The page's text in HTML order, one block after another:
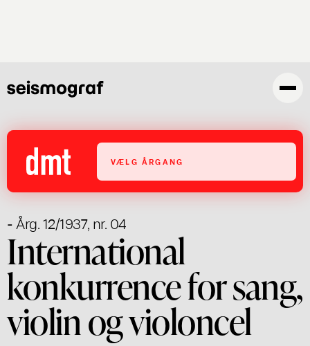
VÆLG ÅRGANG
- Årg. 12/1937, nr. 04
International
konkurrence for sang,
violin og violoncel